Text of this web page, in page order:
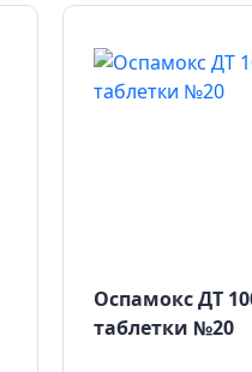
Оспамокс ДТ
таблетки №20